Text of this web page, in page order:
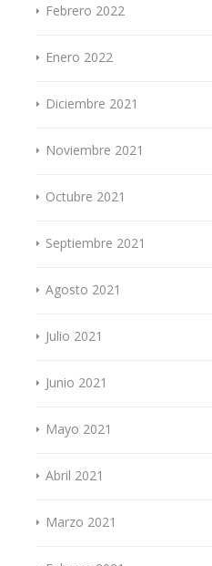
Febrero 2022
Enero 2022
Diciembre 2021
Noviembre 2021
Octubre 2021
Septiembre 2021
Agosto 2021
Julio 2021
Junio 2021
Mayo 2021
Abril 2021
Marzo 2021